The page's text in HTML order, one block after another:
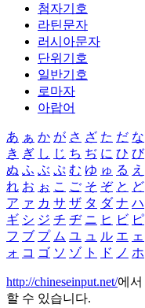
첨자기호
라틴문자
러시아문자
단위기호
일반기호
로마자
아랍어
あ ぁ か が さ ざ た だ な
き ぎ し じ ち ぢ に ひ び
ぬ ふ ぶ ぷ む ゆ ゅ る え
れ お ぉ こ ご そ ぞ と ど
ア ァ カ サ ザ タ ダ ナ ハ
ギ シ ジ チ ヂ ニ ヒ ビ ピ
フ ブ プ ム ユ ュ ル エ ェ
ォ コ ゴ ソ ゾ ト ド ノ ホ
http://chineseinput.net/에서
할 수 있습니다.